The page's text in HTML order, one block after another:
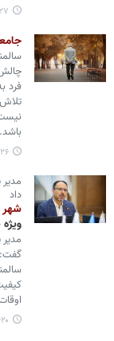
فرد
باشد.
داد
شهر
ویژه
گفت: